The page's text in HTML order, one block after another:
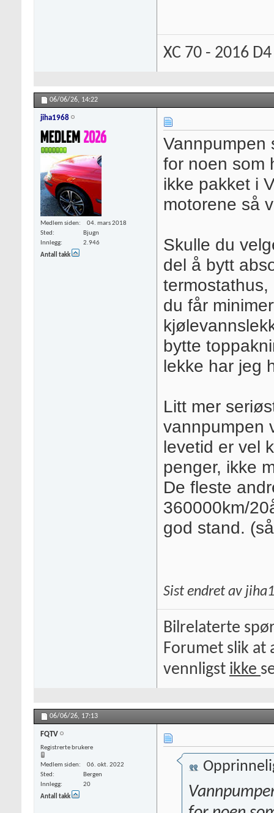
XC 70 - 2016
06/06/26, 14:22
jiha1968
Medlem siden
04. mars 2018
Sted
Bjugn
Innlegg
2.946
Antall takk
Vannpumpen
for noen som
ikke pakket i
motorene så
Skulle du
del å bytt
du får
bytte
lekke har jeg
Litt mer
vannpumpen
levetid er vel
penger, ikke
De fleste
360000km/
god stand.
Sist endret av
Bilrelaterte
Forumet slik at
vennligst ikke
06/06/26, 17:13
FQTV
Registrerte brukere
Medlem siden
06. okt. 2022
Sted
Bergen
Innlegg
20
Antall takk